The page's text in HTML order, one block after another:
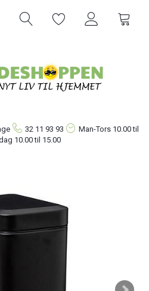
32 11 93 93 Man-Tors 10.00 til
10.00 til 15.00